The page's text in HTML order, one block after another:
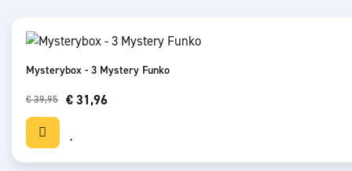
Mysterybox - 3 Mystery Funko
€ 39,95 € 31,96